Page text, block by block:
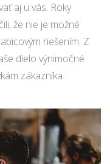
aj u vás. Roky
že nie je možné
riešením. Z
dielo výnimočné
zákazníka.